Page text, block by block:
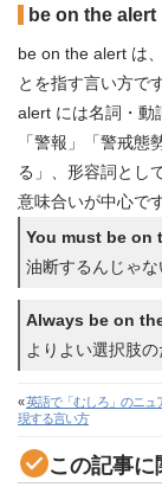
be on the alert
be on the alert は
とを指す言い方で
alert には名詞・動
「警報」「警戒
る」、形容詞とし
意味合いが中心です
You must be on
油断するんじゃな
Always be on
よりよい選択肢
«英語で「むしろ」のニュ
現する言い方
この記事